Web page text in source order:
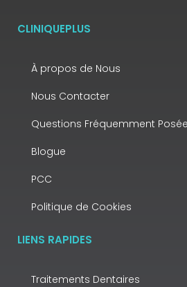
CLINIQUEPLUS
À propos de Nous
Nous Contacter
Questions Fréquemment
Blogue
PCC
Politique de Cookies
LIENS RAPIDES
Traitements Dentaires